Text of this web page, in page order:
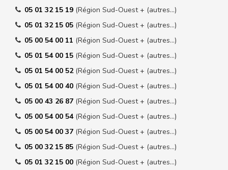
05 01 32 15 19 (Région Sud-Ouest + (autres…)
05 01 32 15 05 (Région Sud-Ouest + (autres…)
05 00 54 00 11 (Région Sud-Ouest + (autres…)
05 01 54 00 15 (Région Sud-Ouest + (autres…)
05 01 54 00 52 (Région Sud-Ouest + (autres…)
05 01 54 00 40 (Région Sud-Ouest + (autres…)
05 00 43 26 87 (Région Sud-Ouest + (autres…)
05 00 54 00 54 (Région Sud-Ouest + (autres…)
05 00 54 00 37 (Région Sud-Ouest + (autres…)
05 00 32 15 85 (Région Sud-Ouest + (autres…)
05 01 32 15 00 (Région Sud-Ouest + (autres…)